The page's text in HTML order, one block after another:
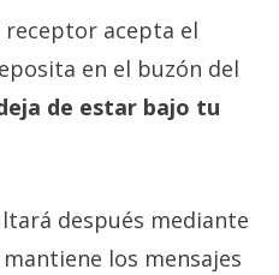
receptor acepta el
en el buzón del
de estar bajo tu
después mediante
los mensajes